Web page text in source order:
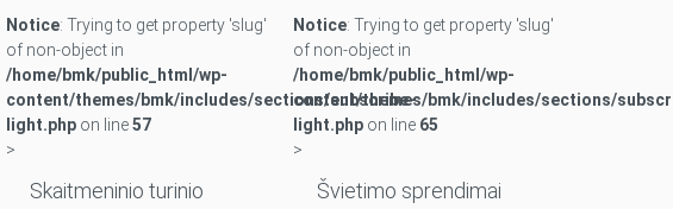
Notice: Trying to get property 'slug'
of non-object in
/home/bmk/public_html/wp-
content/themes/bmk/includes/sections/subscribe-
light.phpon line57
>
Skaitmeninio turinio
Notice: Trying to get property 'slug'
of non-object in
/home/bmk/public_html/wp-
content/themes/bmk/includes/sections/
light.php on line 65
>
Švietimo sprendimai